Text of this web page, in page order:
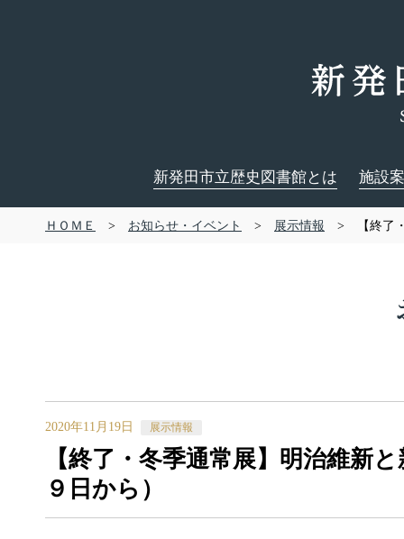
新発田市立歴史図書館とは 施設
ＨＯＭＥ > お知らせ・イベント > 展示情報 > 【終了・
2020年11月19日 展示情報
【終了・冬季通常展】明治維新
９日から）